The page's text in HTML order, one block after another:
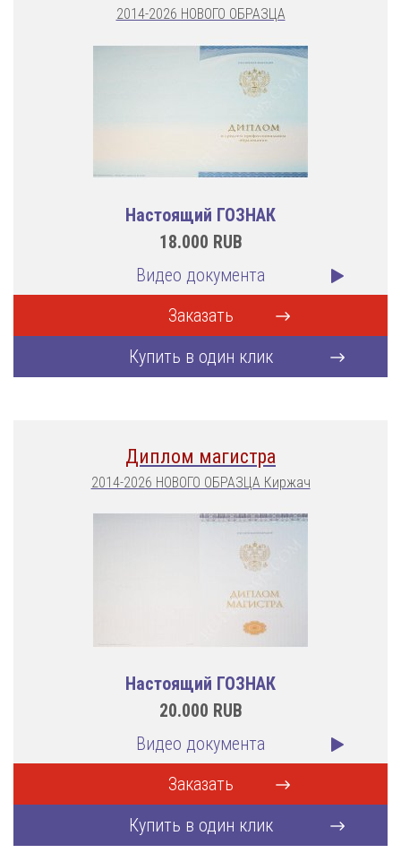
2014-2026 НОВОГО ОБРАЗЦА
Настоящий ГОЗНАК
18.000 RUB
Видео документа
Заказать
Купить в один клик
Диплом магистра
2014-2026 НОВОГО ОБРАЗЦА Киржач
Настоящий ГОЗНАК
20.000 RUB
Видео документа
Заказать
Купить в один клик